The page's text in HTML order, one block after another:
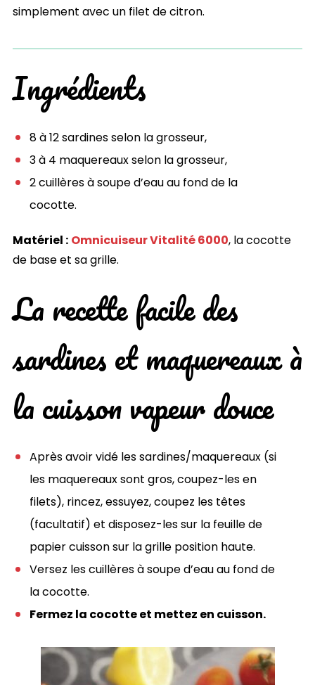
simplement avec un filet de citron.
Ingrédients
8 à 12 sardines selon la grosseur,
3 à 4 maquereaux selon la grosseur,
2 cuillères à soupe d’eau au fond de la
cocotte.
Matériel : Omnicuiseur Vitalité 6000, la cocotte
de base et sa grille.
La recette facile des
sardines et maquereaux à
la cuisson vapeur douce
Après avoir vidé les sardines/maquereaux (si
les maquereaux sont gros, coupez-les en
filets), rincez, essuyez, coupez les têtes
(facultatif) et disposez-les sur la feuille de
papier cuisson sur la grille position haute.
Versez les cuillères à soupe d’eau au fond de
la cocotte.
Fermez la cocotte et mettez en cuisson.